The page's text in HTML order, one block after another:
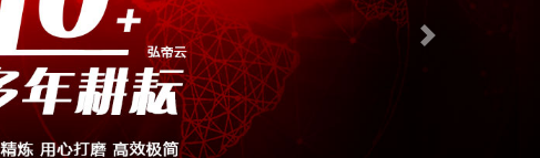
Next